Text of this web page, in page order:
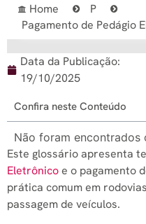
Home
P
Pagamento de Pedágio
Data da Publicação:
19/10/2025
Confira neste Conteúdo
Não foram encontrados
Este glossário apresenta
Eletrônicoe o pagamento
prática comum em
passagem de veículos.